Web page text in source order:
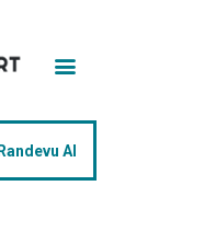
Randevu Al